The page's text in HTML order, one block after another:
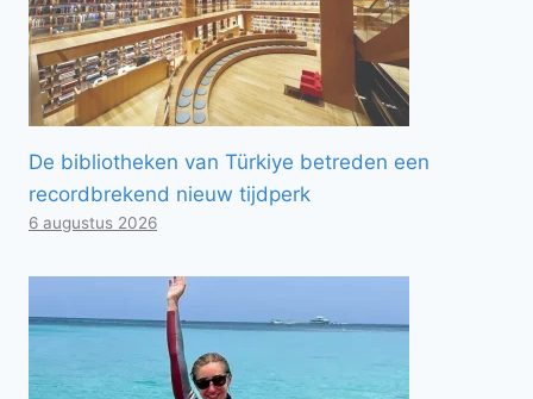
De bibliotheken van Türkiye betreden een
recordbrekend nieuw tijdperk
6 augustus 2026